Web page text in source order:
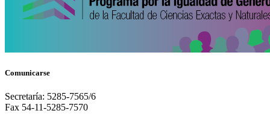
Comunicarse
Secretaría: 5285-7565/6
Fax 54-11-5285-7570